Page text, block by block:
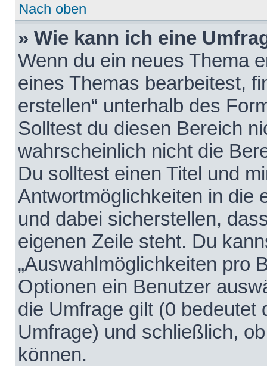
Nach oben
» Wie kann ich eine
Wenn du ein neues Thema
eines Themas bearbeitest,
erstellen“ unterhalb des
Solltest du diesen Bereich
wahrscheinlich nicht die
Du solltest einen Titel und
Antwortmöglichkeiten in die
und dabei sicherstellen,
eigenen Zeile steht. Du
„Auswahlmöglichkeiten pro
Optionen ein Benutzer
die Umfrage gilt (0 bedeutet
Umfrage) und schließlich,
können.